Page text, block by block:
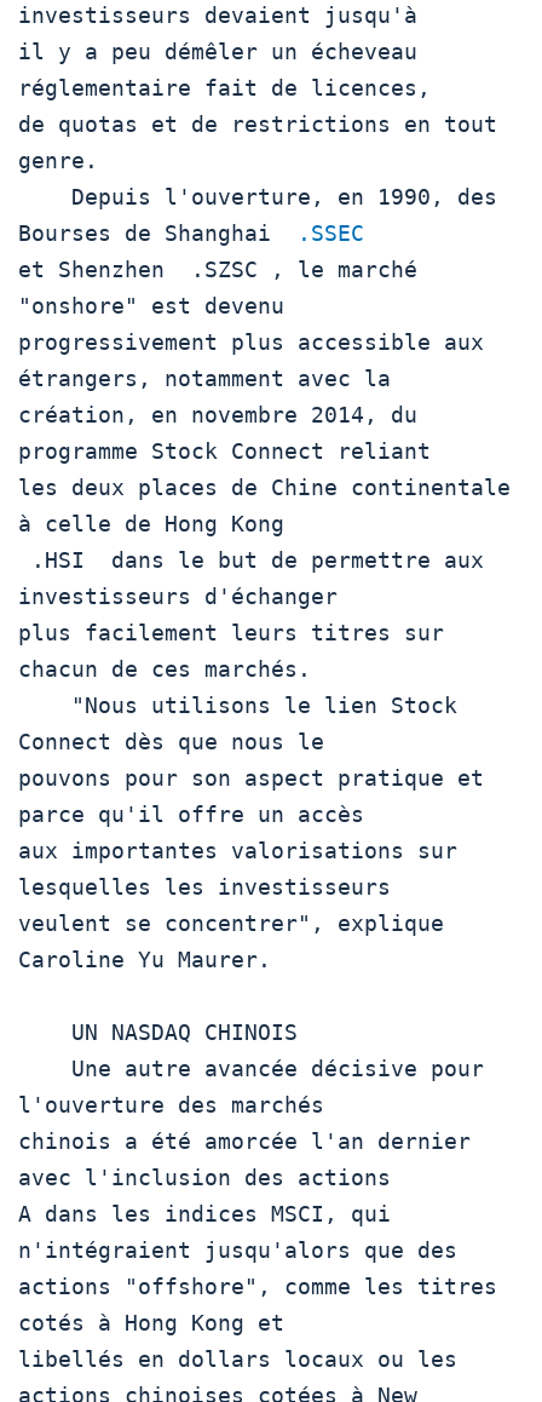
investisseurs devaient jusqu'à
il y a peu démêler un écheveau
réglementaire fait de licences,
de quotas et de restrictions en tout
genre.
Bourses de Shanghai
.SSEC
et Shenzhen  .SZSC , le marché
"onshore" est devenu
progressivement plus accessible aux
étrangers, notamment avec la
création, en novembre 2014, du
programme Stock Connect reliant
les deux places de Chine continentale
à celle de Hong Kong
investisseurs d'échanger
plus facilement leurs titres sur
chacun de ces marchés.
Connect dès que nous le
pouvons pour son aspect pratique et
parce qu'il offre un accès
aux importantes valorisations sur
lesquelles les investisseurs
veulent se concentrer", explique
Caroline Yu Maurer.
l'ouverture des marchés
chinois a été amorcée l'an dernier
avec l'inclusion des actions
A dans les indices MSCI, qui
n'intégraient jusqu'alors que des
actions "offshore", comme les titres
cotés à Hong Kong et
libellés en dollars locaux ou les
actions chinoises cotées à New